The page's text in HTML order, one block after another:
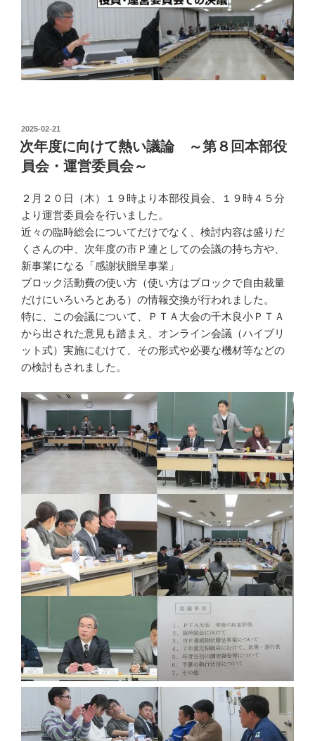
投
稿
日:
2025-02-21
次年度に向けて熱い議論 ～第８回本部役
員会・運営委員会～
２月２０日（木）１９時より本部役員会、１９時４５分
より運営委員会を行いました。
近々の臨時総会についてだけでなく、検討内容は盛りだ
くさんの中、次年度の市Ｐ連としての会議の持ち方や、
新事業になる「感謝状贈呈事業」
ブロック活動費の使い方（使い方はブロックで自由裁量
だけにいろいろとある）の情報交換が行われました。
特に、この会議について、ＰＴＡ大会の千木良小ＰＴＡ
から出された意見も踏まえ、オンライン会議（ハイブリ
ット式）実施にむけて、その形式や必要な機材等などの
の検討もされました。